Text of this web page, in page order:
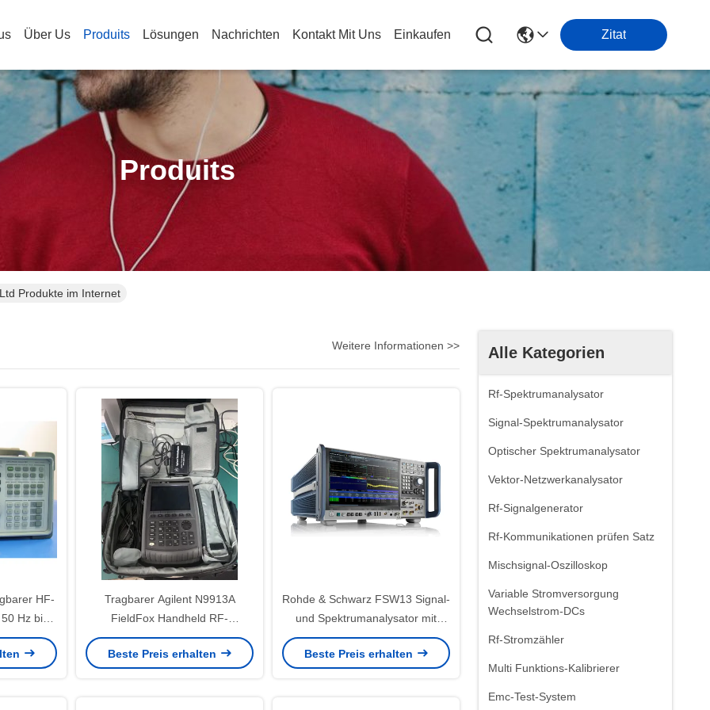
Über Us Produits Lösungen Nachrichten Kontakt Mit Uns Einkaufen Zitat
Produits
Produkte im Internet
Alle Kategorien
Rf-Spektrumanalysator
Signal-Spektrumanalysator
Optischer Spektrumanalysator
Vektor-Netzwerkanalysator
Rf-Signalgenerator
Rf-Kommunikationen prüfen Satz
Mischsignal-Oszilloskop
Variable Stromversorgung
Wechselstrom-DCs
Rf-Stromzähler
Multi Funktions-Kalibrierer
Emc-Test-System
Weitere Informationen >>
HF-
Hz bis
AM/FM-
Tragbarer Agilent N9913A
FieldFox Handheld RF-
Analysator mit 4 GHz
Frequenzbereich und Vektor-
Beste Preis erhalten
Rohde & Schwarz FSW13 Signal-
und Spektrumanalysator mit
Frequenzbereich von 2 Hz bis
13,6 GHz, Analysebandbreite
Beste Preis erhalten